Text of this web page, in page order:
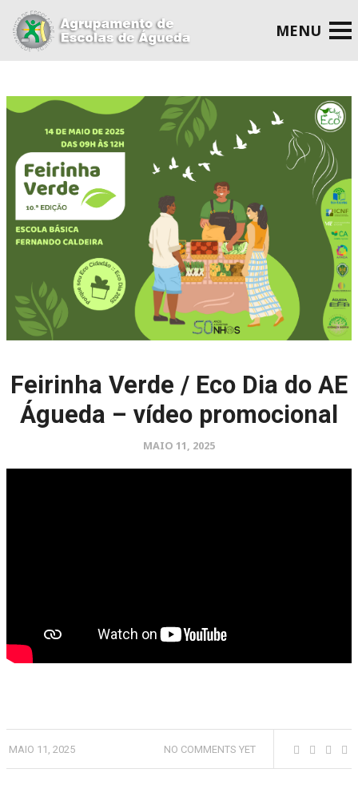
Feirinha Verde / Eco Dia do AE
Águeda – vídeo promocional
MAIO 11, 2025
MAIO 11, 2025 NO COMMENTS YET